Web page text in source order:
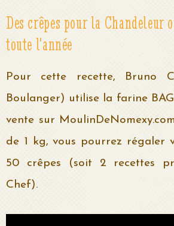
Des crêpes pour la Chandeleur
toute l'année
Pour cette recette, Bruno
Boulanger) utilise la farine
vente sur
de 1 kg, vous pourrez régaler
50 crêpes (soit 2 recettes
Chef).